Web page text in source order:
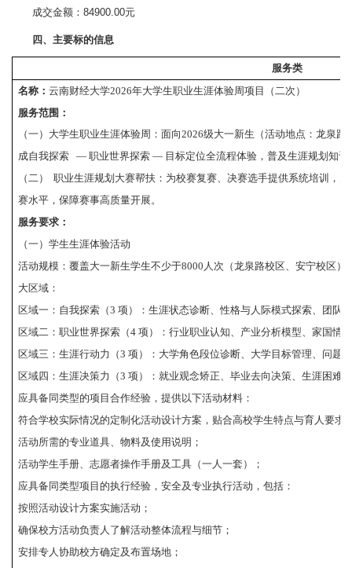
成交金额：84900.00元
四、主要标的信息
服务类
名称： 云南财经大学2026年大学生职业生涯体验周项目（二次）
服务范围：
（一）大学生职业生涯体验周：面向2026级大一新生（活动地点：龙泉
成自我探索 — 职业世界探索 — 目标定位全流程体验，普及生涯规划知识
（二）
职业生涯规划大赛帮扶：为校赛复赛、决赛选手提供系统培训，
赛水平，保障赛事高质量开展。
服务要求：
（一）学生生涯体验活动
活动规模：覆盖大一新生学生不少于8000人次（龙泉路校区、安宁校区）
大区域：
区域一：自我探索（3 项）：生涯状态诊断、性格与人际模式探索、团队
区域二：职业世界探索（4 项）：行业职业认知、产业分析模型、家国情
区域三：生涯行动力（3 项）：大学角色段位诊断、大学目标管理、问题
区域四：生涯决策力（3 项）：就业观念矫正、毕业去向决策、生涯困难
应具备同类型的项目合作经验，提供以下活动材料：
符合学校实际情况的定制化活动设计方案，贴合高校学生特点与育人要求
活动所需的专业道具、物料及使用说明；
活动学生手册、志愿者操作手册及工具（一人一套）；
应具备同类型项目的执行经验，安全及专业执行活动，包括：
按照活动设计方案实施活动；
确保校方活动负责人了解活动整体流程与细节；
安排专人协助校方确定及布置场地；